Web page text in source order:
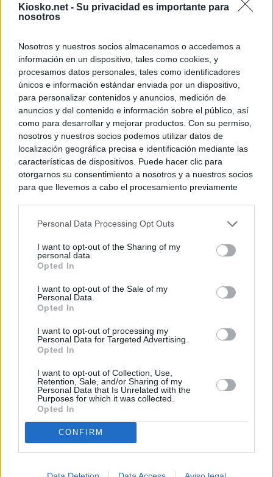
Kiosko.net - Su privacidad es importante para
nosotros
Nosotros y nuestros socios almacenamos o accedemos a
información en un dispositivo, tales como cookies, y
procesamos datos personales, tales como identificadores
únicos e información estándar enviada por un dispositivo,
para personalizar contenidos y anuncios, medición de
anuncios y del contenido e información sobre el público, así
como para desarrollar y mejorar productos. Con su permiso,
nosotros y nuestros socios podemos utilizar datos de
localización geográfica precisa e identificación mediante las
características de dispositivos. Puede hacer clic para
otorgarnos su consentimiento a nosotros y a nuestros socios
para que llevemos a cabo el procesamiento previamente
negar su consentimiento. Tenga en cuenta que algún
de su consentimiento, pero usted tiene el derecho de
rechazar tal procesamiento. Sus preferencias se aplicarán
cualquier momento entrando de nuevo en este sitio web o
visitando nuestra política de privacidad.
Personal Data Processing Opt Outs
I want to opt-out of the Sharing of my
personal data.
Opted In
I want to opt-out of the Sale of my
Personal Data.
Opted In
I want to opt-out of processing my
Personal Data for Targeted Advertising.
Opted In
I want to opt-out of Collection, Use,
Retention, Sale, and/or Sharing of my
Personal Data that Is Unrelated with the
Purposes for which it was collected.
Opted In
CONFIRM